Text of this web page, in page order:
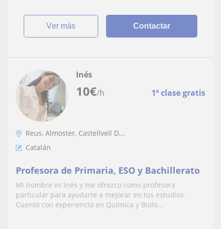
ver más Contactar
10€/h 1ª clase gratis
Inés
Reus, Almoster, Castellvell D...
Catalán
Profesora de Primaria, ESO y Bachillerato
Mi nombre es Inés y me ofrezco como profesora
particular para ayudarte a mejorar en tus estudios.
Cuento con experiencia en Química y Biolo...